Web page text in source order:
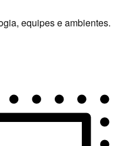
equipes e ambientes.